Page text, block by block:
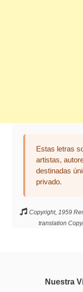
Estas letras
artistas,
destinadas
privado.
Copyright, 1959
translation
Nuestra